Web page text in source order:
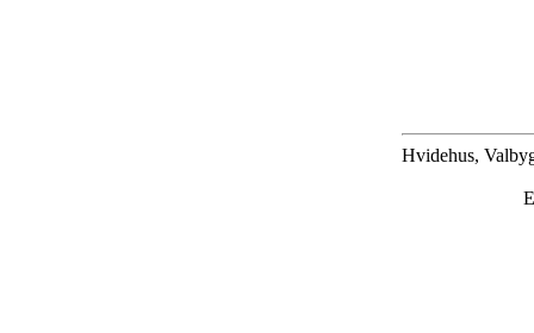
Hvidehus,